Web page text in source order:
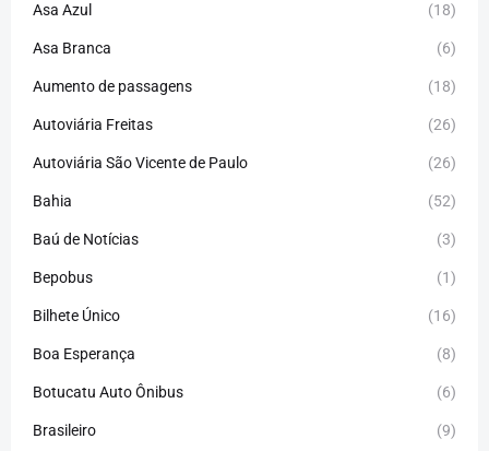
Asa Azul (18)
Asa Branca (6)
Aumento de passagens (18)
Autoviária Freitas (26)
Autoviária São Vicente de Paulo (26)
Bahia (52)
Baú de Notícias (3)
Bepobus (1)
Bilhete Único (16)
Boa Esperança (8)
Botucatu Auto Ônibus (6)
Brasileiro (9)